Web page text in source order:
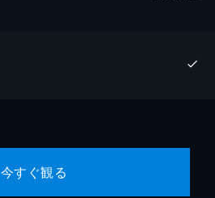
今すぐ観る